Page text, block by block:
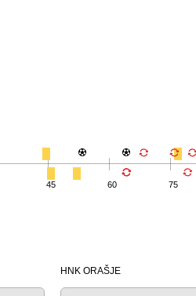
45 60 75
HNK ORAŠJE